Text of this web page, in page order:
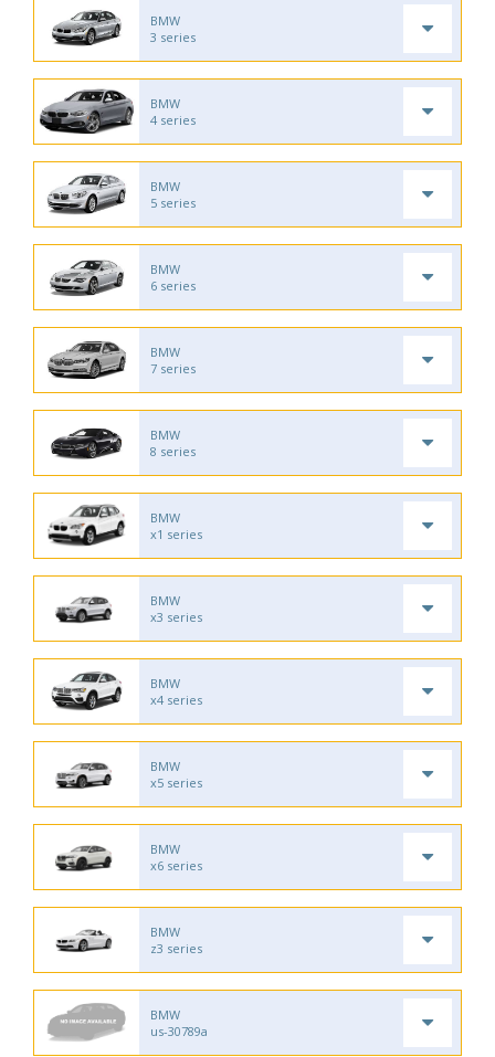
BMW
3 series
BMW
4 series
BMW
5 series
BMW
6 series
BMW
7 series
BMW
8 series
BMW
x1 series
BMW
x3 series
BMW
x4 series
BMW
x5 series
BMW
x6 series
BMW
z3 series
BMW
us-30789a